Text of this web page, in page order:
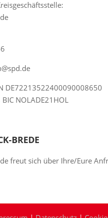
DE72213522400090008650
NOLADE21HOL
BREDE
freut sich über Ihre/Eure